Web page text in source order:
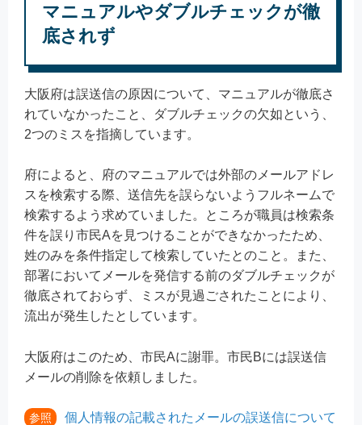
マニュアルやダブルチェックが徹
底されず
大阪府は誤送信の原因について、マニュアルが徹底さ
れていなかったこと、ダブルチェックの欠如という、
2つのミスを指摘しています。
府によると、府のマニュアルでは外部のメールアドレ
スを検索する際、送信先を誤らないようフルネームで
検索するよう求めていました。ところが職員は検索条
件を誤り市民Aを見つけることができなかったため、
姓のみを条件指定して検索していたとのこと。また、
部署においてメールを発信する前のダブルチェックが
徹底されておらず、ミスが見過ごされたことにより、
流出が発生したとしています。
大阪府はこのため、市民Aに謝罪。市民Bには誤送信
メールの削除を依頼しました。
参照 個人情報の記載されたメールの誤送信について